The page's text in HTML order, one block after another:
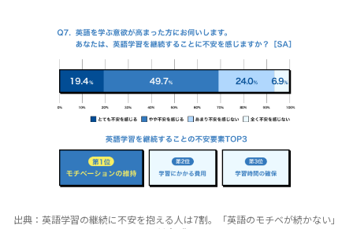
出典：英語学習の継続に不安を抱える人は7割。「英語のモチベが続かない」